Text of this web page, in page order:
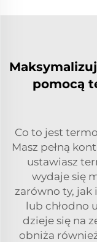
pomocą
Co to jest
Masz pełną
ustawiasz
wydaje się
zarówno ty, jak
lub chłodno
dzieje się na
obniża